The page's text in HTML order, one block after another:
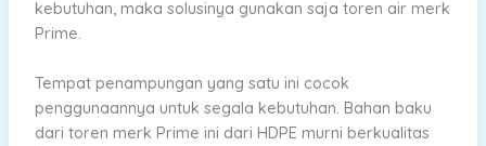
kebutuhan, maka solusinya gunakan saja toren air merk
Prime.
Tempat penampungan yang satu ini cocok
penggunaannya untuk segala kebutuhan. Bahan baku
dari toren merk Prime ini dari HDPE murni berkualitas